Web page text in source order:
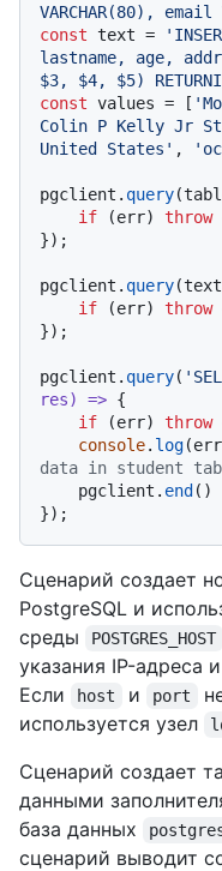
VARCHAR(80), email
const text =
lastname, age,
$3, $4, $5)
const values = [
Colin P Kelly Jr
United States' ,
pgclient. query
if (err) throw
});
pgclient. query
if (err) throw
});
pgclient. query(
res) => {
if (err) throw
console. log
data in student
    pgclient.
end ()
Сценарий создает
PostgreSQL и
среды
POSTGRES_HOST
указания IP-адреса
Если
host и port
используется узел
Сценарий создает
данными
база данных
сценарий выводит